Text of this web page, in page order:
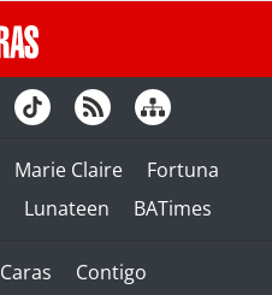
Marie Claire
Fortuna
Lunateen BATimes
Caras Contigo